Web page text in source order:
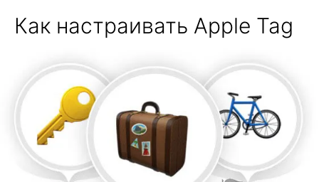
Как настраивать Apple Tag